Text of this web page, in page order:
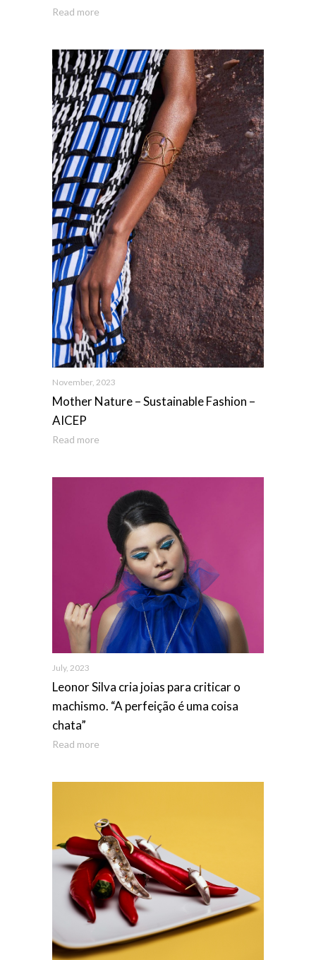
Read more
November, 2023
Mother Nature – Sustainable Fashion –
AICEP
Read more
July, 2023
Leonor Silva cria joias para criticar o
machismo. “A perfeição é uma coisa
chata”
Read more